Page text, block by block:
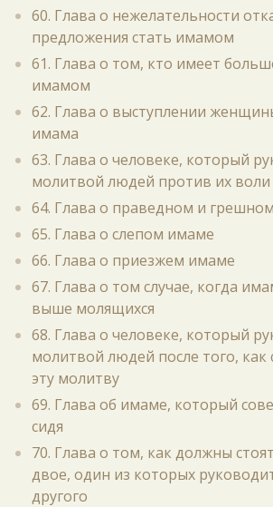
60. Глава о нежелательности
предложения стать имамом
61. Глава о том, кто имеет
имамом
62. Глава о выступлении
имама
63. Глава о человеке, который
молитвой людей против их воли
64. Глава о праведном и
65. Глава о слепом имаме
66. Глава о приезжем имаме
67. Глава о том случае, когда
выше молящихся
68. Глава о человеке, который
молитвой людей после того, как
эту молитву
69. Глава об имаме, который
сидя
70. Глава о том, как должны
двое, один из которых
другого